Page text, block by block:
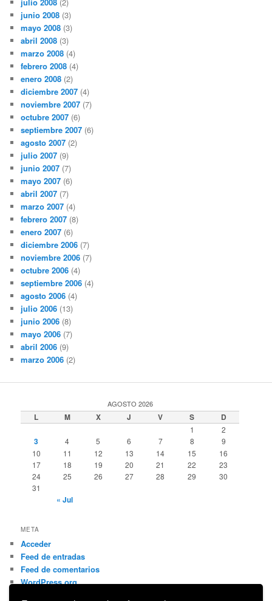
julio 2008 (2)
junio 2008 (3)
mayo 2008 (3)
abril 2008 (3)
marzo 2008 (4)
febrero 2008 (4)
enero 2008 (2)
diciembre 2007 (4)
noviembre 2007 (7)
octubre 2007 (6)
septiembre 2007 (6)
agosto 2007 (2)
julio 2007 (9)
junio 2007 (7)
mayo 2007 (6)
abril 2007 (7)
marzo 2007 (4)
febrero 2007 (8)
enero 2007 (6)
diciembre 2006 (7)
noviembre 2006 (7)
octubre 2006 (4)
septiembre 2006 (4)
agosto 2006 (4)
julio 2006 (13)
junio 2006 (8)
mayo 2006 (7)
abril 2006 (9)
marzo 2006 (2)
AGOSTO 2026
L M X J V S D
1 2
3 4 5 6 7 8
9
10
11 12 13 14 15
16
17
18 19 20 21 22
23
24
25 26 27 28 29
30
31
« Jul
META
Acceder
Feed de entradas
Feed de comentarios
WordPress.org